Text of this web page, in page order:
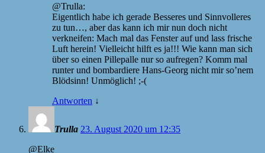
@Trulla:
Eigentlich habe ich gerade Besseres und Sinnvolleres
zu tun…, aber das kann ich mir nun doch nicht
verkneifen: Mach mal das Fenster auf und lass frische
Luft herein! Vielleicht hilft es ja!!! Wie kann man sich
über so einen Pillepalle nur so aufregen? Komm mal
runter und bombardiere Hans-Georg nicht mir so’nem
Blödsinn! Unmöglich! ;-(
Antworten ↓
Trulla 23. August 2020 um 12:35
@Elke